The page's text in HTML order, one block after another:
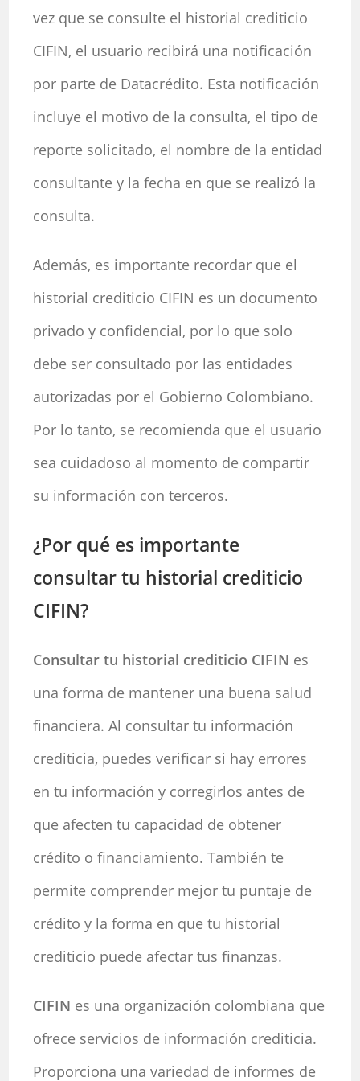
vez que se consulte el historial crediticio
CIFIN, el usuario recibirá una notificación
por parte de Datacrédito. Esta notificación
incluye el motivo de la consulta, el tipo de
reporte solicitado, el nombre de la entidad
consultante y la fecha en que se realizó la
consulta.
Además, es importante recordar que el
historial crediticio CIFIN es un documento
privado y confidencial, por lo que solo
debe ser consultado por las entidades
autorizadas por el Gobierno Colombiano.
Por lo tanto, se recomienda que el usuario
sea cuidadoso al momento de compartir
su información con terceros.
¿Por qué es importante
consultar tu historial crediticio
CIFIN?
Consultar tu historial crediticio CIFIN es
una forma de mantener una buena salud
financiera. Al consultar tu información
crediticia, puedes verificar si hay errores
en tu información y corregirlos antes de
que afecten tu capacidad de obtener
crédito o financiamiento. También te
permite comprender mejor tu puntaje de
crédito y la forma en que tu historial
crediticio puede afectar tus finanzas.
CIFIN es una organización colombiana que
ofrece servicios de información crediticia.
Proporciona una variedad de informes de